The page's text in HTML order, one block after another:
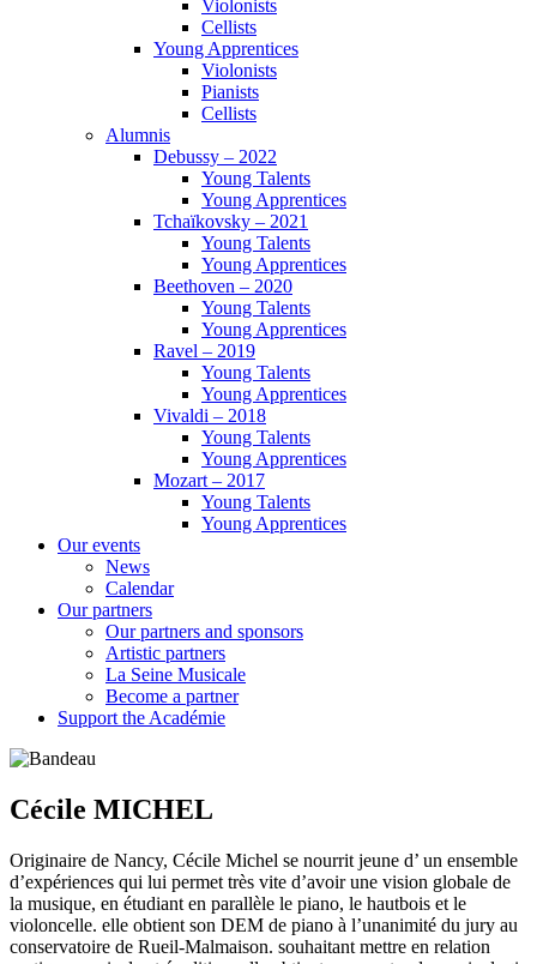
Violonists
Cellists
Young Apprentices
Violonists
Pianists
Cellists
Alumnis
Debussy – 2022
Young Talents
Young Apprentices
Tchaïkovsky – 2021
Young Talents
Young Apprentices
Beethoven – 2020
Young Talents
Young Apprentices
Ravel – 2019
Young Talents
Young Apprentices
Vivaldi – 2018
Young Talents
Young Apprentices
Mozart – 2017
Young Talents
Young Apprentices
Our events
News
Calendar
Our partners
Our partners and sponsors
Artistic partners
La Seine Musicale
Become a partner
Support the Académie
Cécile MICHEL
Originaire de Nancy, Cécile Michel se nourrit jeune d’ un ensemble
d’expériences qui lui permet très vite d’avoir une vision globale de
la musique, en étudiant en parallèle le piano, le hautbois et le
violoncelle. elle obtient son DEM de piano à l’unanimité du jury au
conservatoire de Rueil-Malmaison. souhaitant mettre en relation